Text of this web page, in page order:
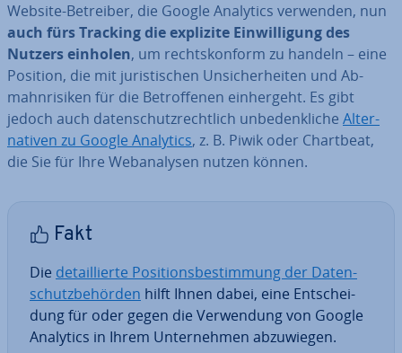
Website-Betreiber, die Google Analytics verwenden, nun
auch fürs Tracking die explizite Ein­wil­li­gung des
Nutzers einholen, um rechts­kon­form zu handeln – eine
Position, die mit ju­ris­ti­schen Un­si­cher­hei­ten und Ab­
mahn­ri­si­ken für die Be­trof­fe­nen ein­her­geht. Es gibt
jedoch auch da­ten­schutz­recht­lich un­be­denk­li­che Al­ter­
na­ti­ven zu Google Analytics, z. B. Piwik oder Chartbeat,
die Sie für Ihre Web­ana­ly­sen nutzen können.
Fakt
Die de­tail­lier­te Po­si­ti­ons­be­stim­mung der Da­ten­
schutz­be­hör­den hilft Ihnen dabei, eine Ent­schei­
dung für oder gegen die Ver­wen­dung von Google
Analytics in Ihrem Un­ter­neh­men ab­zu­wie­gen.